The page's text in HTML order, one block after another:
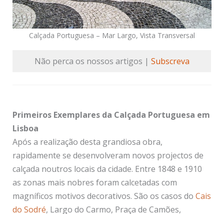
Calçada Portuguesa – Mar Largo, Vista Transversal
Não perca os nossos artigos | Subscreva
Primeiros Exemplares da Calçada Portuguesa em
Lisboa
Após a realização desta grandiosa obra,
rapidamente se desenvolveram novos projectos de
calçada noutros locais da cidade. Entre 1848 e 1910
as zonas mais nobres foram calcetadas com
magníficos motivos decorativos. São os casos do Cais
do Sodré, Largo do Carmo, Praça de Camões,